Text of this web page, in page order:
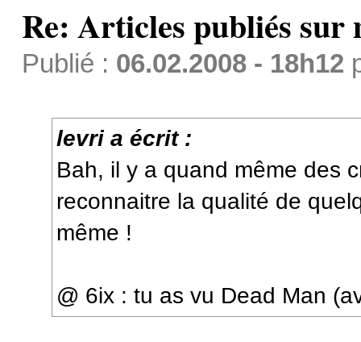
Re: Articles publiés sur
Publié : 06.02.2008 - 18h12
levri a écrit :
Bah, il y a quand même des
reconnaitre la qualité de
même !
@ 6ix : tu as vu Dead Man